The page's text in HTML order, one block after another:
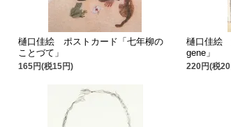
樋口佳絵 ポストカード「七年柳の
ことづて」
165円(税15円)
樋口佳絵
gene」
220円(税